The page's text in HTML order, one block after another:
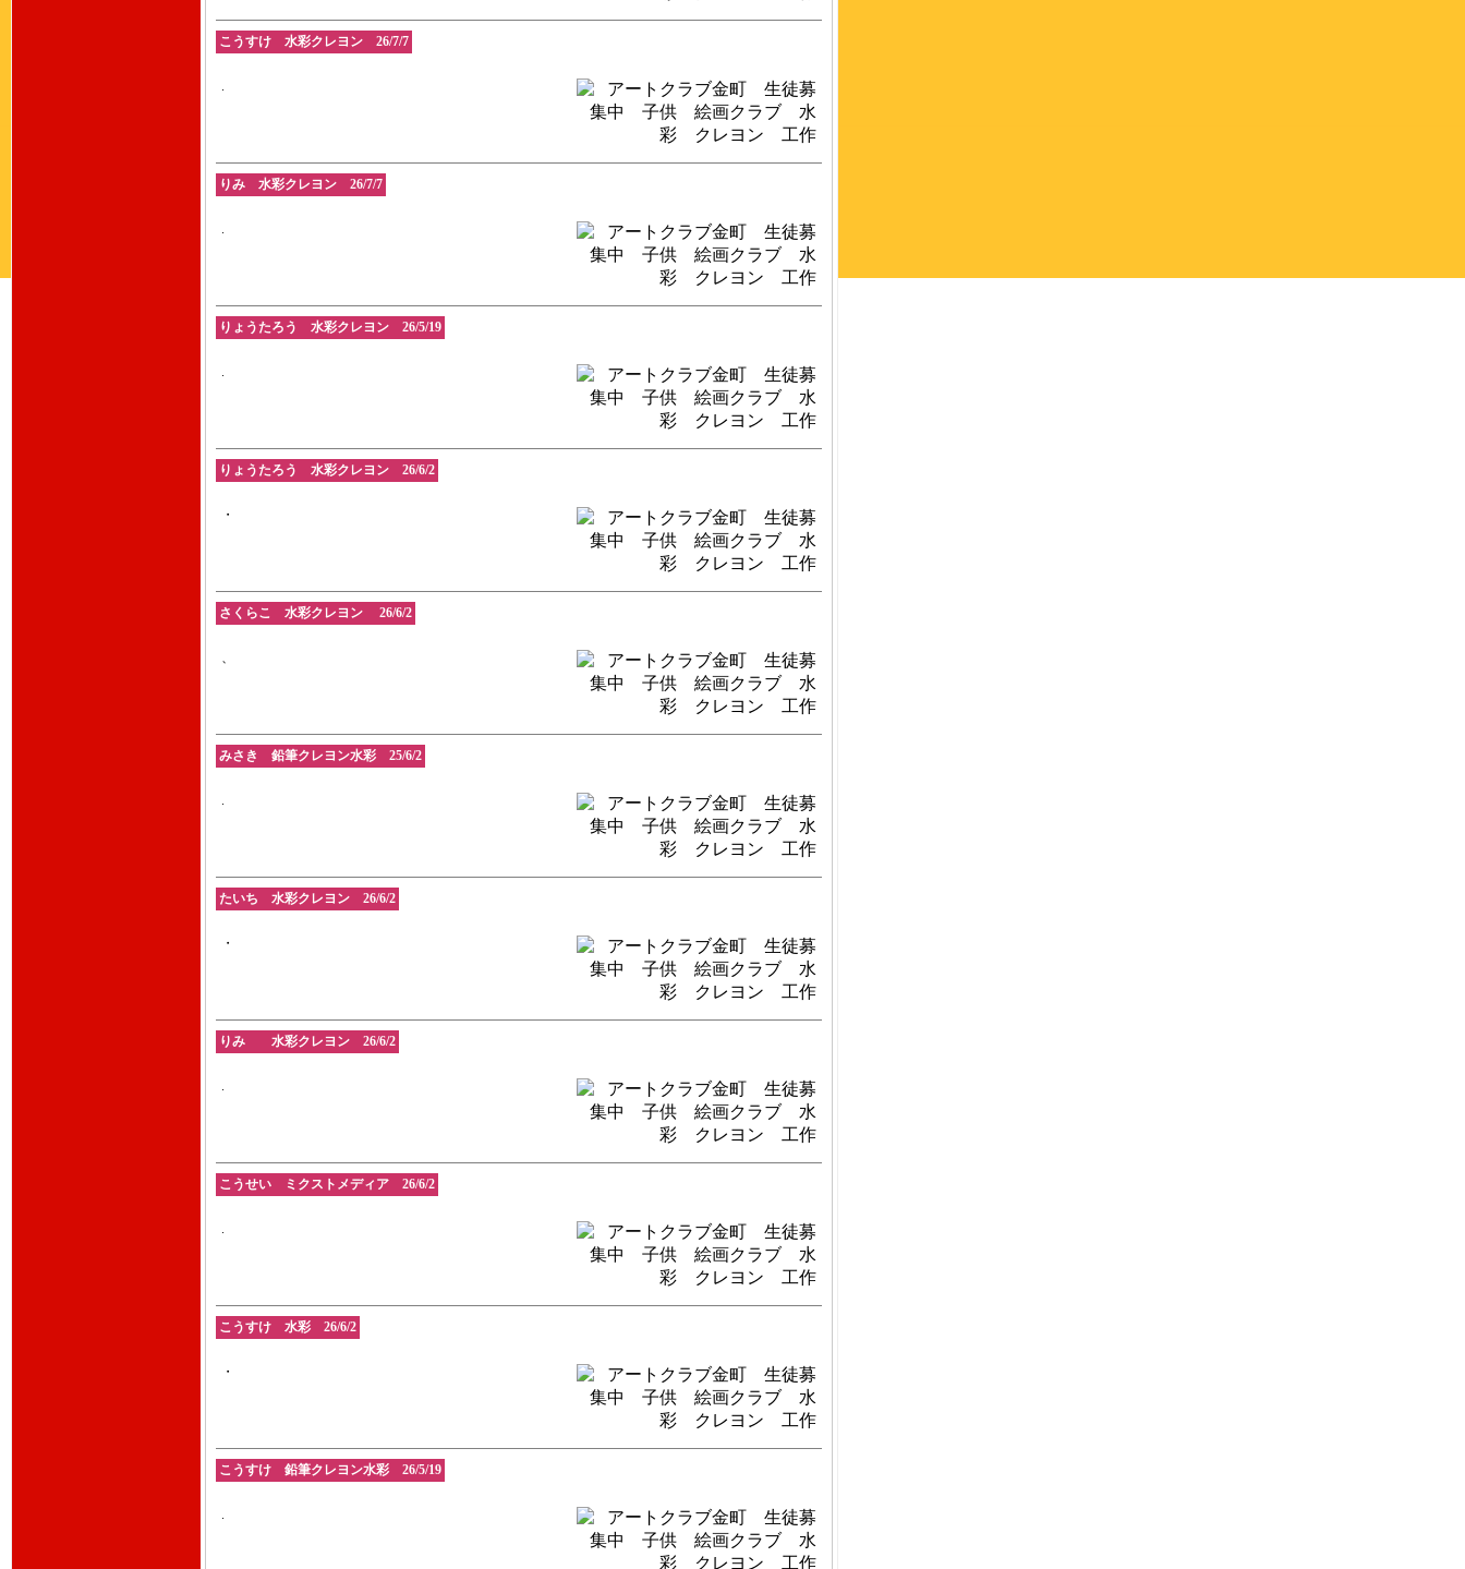
こうすけ 水彩クレヨン 26/7/7
.
りみ 水彩クレヨン 26/7/7
.
りょうたろう 水彩クレヨン 26/5/19
.
りょうたろう 水彩クレヨン 26/6/2
・
さくらこ 水彩クレヨン 26/6/2
、
みさき 鉛筆クレヨン水彩 25/6/2
.
たいち 水彩クレヨン 26/6/2
・
りみ 水彩クレヨン 26/6/2
.
こうせい ミクストメディア 26/6/2
.
こうすけ 水彩 26/6/2
・
こうすけ 鉛筆クレヨン水彩 26/5/19
.